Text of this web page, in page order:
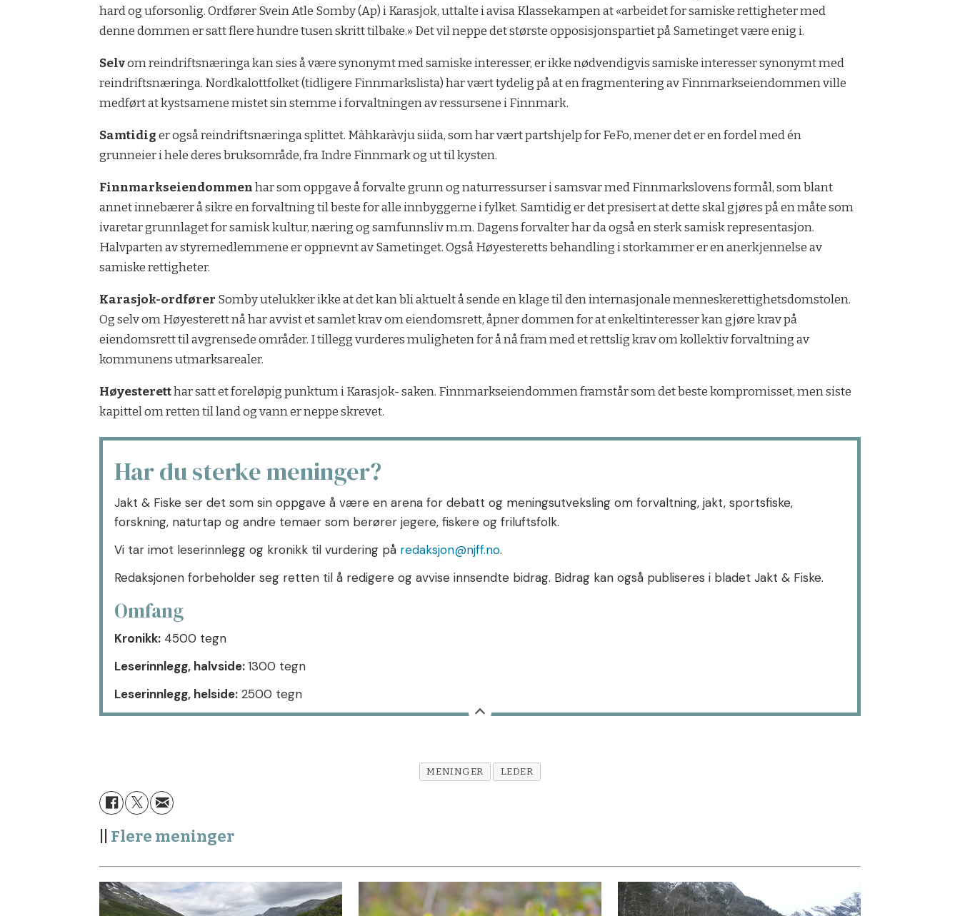
hard og uforsonlig. Ordfører Svein Atle Somby (Ap) i Karasjok, uttalte i avisa Klassekampen at «arbeidet for samiske rettigheter med
denne dommen er satt flere hundre tusen skritt tilbake.» Det vil neppe det største opposisjonspartiet på Sametinget være enig i.
Selvom reindriftsnæringa kan sies å være synonymt med samiske interesser, er ikke nødvendigvis samiske interesser synonymt med
reindriftsnæringa. Nordkalottfolket (tidligere Finnmarkslista) har vært tydelig på at en fragmentering av Finnmarkseiendommen ville
medført at kystsamene mistet sin stemme i forvaltningen av ressursene i Finnmark.
Samtidiger også reindriftsnæringa splittet. Màhkaràvju siida, som har vært partshjelp for FeFo, mener det er en fordel med én
grunneier i hele deres bruksområde, fra Indre Finnmark og ut til kysten.
Finnmarkseiendommenhar som oppgave å forvalte grunn og naturressurser i samsvar med Finnmarkslovens formål, som blant
annet innebærer å sikre en forvaltning til beste for alle innbyggerne i fylket. Samtidig er det presisert at dette skal gjøres på en måte som
ivaretar grunnlaget for samisk kultur, næring og samfunnsliv m.m. Dagens forvalter har da også en sterk samisk representasjon.
Halvparten av styremedlemmene er oppnevnt av Sametinget. Også Høyesteretts behandling i storkammer er en anerkjennelse av
samiske rettigheter.
Karasjok-ordfører Somby utelukker ikke at det kan bli aktuelt å sende en klage til den internasjonale menneskerettighetsdomstolen.
Og selv om Høyesterett nå har avvist et samlet krav om eiendomsrett, åpner dommen for at enkeltinteresser kan gjøre krav på
eiendomsrett til avgrensede områder. I tillegg vurderes muligheten for å nå fram med et rettslig krav om kollektiv forvaltning av
kommunens utmarksarealer.
Høyesteretthar satt et foreløpig punktum i Karasjok- saken. Finnmarkseiendommen framstår som det beste kompromisset, men siste
kapittel om retten til land og vann er neppe skrevet.
Har du sterke meninger?
Jakt & Fiske ser det som sin oppgave å være en arena for debatt og meningsutveksling om forvaltning, jakt, sportsfiske,
forskning, naturtap og andre temaer som berører jegere, fiskere og friluftsfolk.
Vi tar imot leserinnlegg og kronikk til vurdering på redaksjon@njff.no.
Redaksjonen forbeholder seg retten til å redigere og avvise innsendte bidrag. Bidrag kan også publiseres i bladet Jakt & Fiske.
Omfang
Kronikk: 4500 tegn
Leserinnlegg, halvside:1300 tegn
Leserinnlegg, helside: 2500 tegn
MENINGER LEDER
Flere meninger